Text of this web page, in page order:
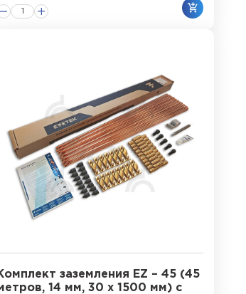
заземления EZ – 45 (45
14 мм, 30 х 1500 мм) с